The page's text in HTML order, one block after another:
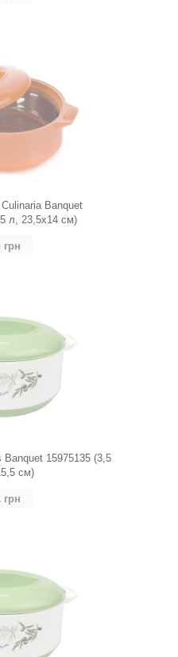
Banquet
л, 23,5х14 см)
грн
15975135 (3,5
см)
грн